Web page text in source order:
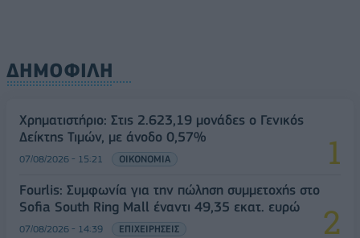
ΔΗΜΟΦΙΛΗ
Χρηματιστήριο: Στις 2.623,19 μονάδες ο Γενικός
Δείκτης Τιμών, με άνοδο 0,57%
07/08/2026 - 15:21 ΟΙΚΟΝΟΜΙΑ
Fourlis: Συμφωνία για την πώληση συμμετοχής στο
Sofia South Ring Mall έναντι 49,35 εκατ. ευρώ
07/08/2026 - 14:39 ΕΠΙΧΕΙΡΗΣΕΙΣ